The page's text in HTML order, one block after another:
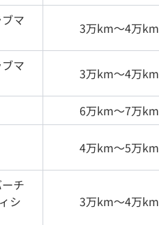
マ
3万km〜4万km
マ
3万km〜4万km
6万km〜7万km
4万km〜5万km
チ
シ
3万km〜4万km